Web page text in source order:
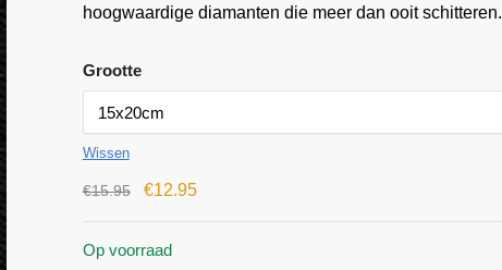
hoogwaardige diamanten die meer dan ooit schitteren.
Grootte
Wissen
€15.95 €12.95
Op voorraad